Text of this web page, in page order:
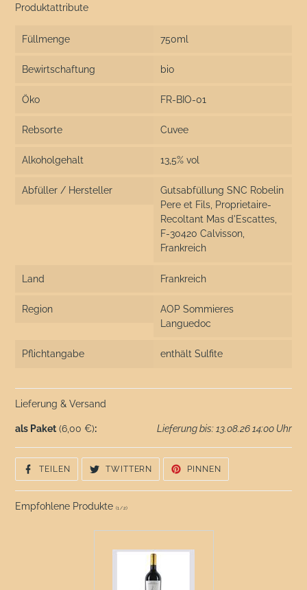
Produktattribute
Füllmenge 750ml
Bewirtschaftung bio
Öko FR-BIO-01
Rebsorte Cuvee
Alkoholgehalt 13,5% vol
Abfüller / Hersteller
Gutsabfüllung SNC Robelin
Pere et Fils, Proprietaire-
Recoltant Mas d'Escattes,
F-30420 Calvisson,
Frankreich
Land Frankreich
Region
AOP Sommieres
Languedoc
Pflichtangabe enthält Sulfite
Lieferung & Versand
als Paket (6,00 €): Lieferung bis: 13.08.26 14:00 Uhr
TEILENAUF
FACEBOOK
TEILEN
TWITTERN
TWITTER
TWITTERN
PINNEN
PINNEN
Empfohlene Produkte (1/2)